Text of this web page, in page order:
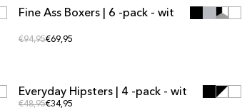
MULTIPACK AANBIEDING
Fine Ass Boxers | 6 -pack - wit
Reguliere prijs
€94,95Reguliere prijs
€69,95
MULTIPACK AANBIEDING
Everyday Hipsters | 4 -pack - wit
Reguliere prijs
€48,95Reguliere prijs
€34,95